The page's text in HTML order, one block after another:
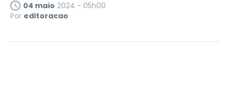
04 maio 2024 - 05h00
Por editoracao